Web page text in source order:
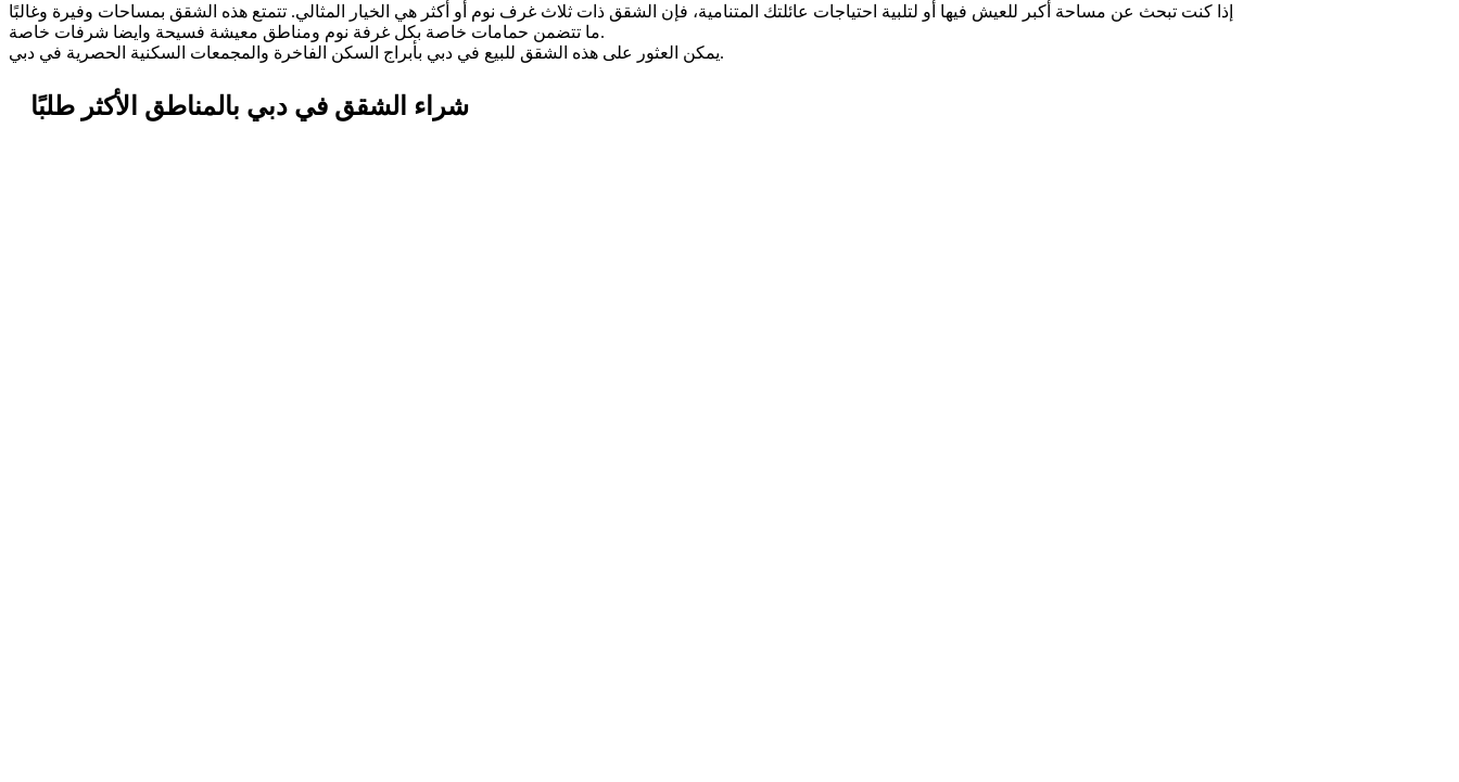
إذا كنت تبحث عن مساحة أكبر للعيش فيها أو لتلبية احتياجات عائلتك المتنامية، فإن الشقق ذات ثلاث غرف نوم أو أكثر هي الخيار المثالي. تتمتع هذه الشقق بمساحات وفيرة وغالبًا
ما تتضمن حمامات خاصة بكل غرفة نوم ومناطق معيشة فسيحة وايضا شرفات خاصة.
يمكن العثور على هذه الشقق للبيع في دبي بأبراج السكن الفاخرة والمجمعات السكنية الحصرية في دبي.
شراء الشقق في دبي بالمناطق الأكثر طلبًا